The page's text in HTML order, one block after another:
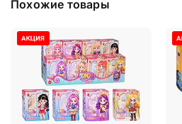
Похожие товары